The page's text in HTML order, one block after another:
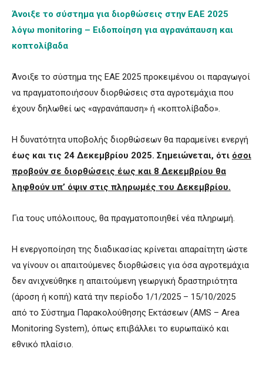
Άνοιξε το σύστημα για διορθώσεις στην ΕΑΕ 2025
λόγω monitoring – Ειδοποίηση για αγρανάπαυση και
κοπτολίβαδα
Άνοιξε το σύστημα της ΕΑΕ 2025 προκειμένου οι παραγωγοί
να πραγματοποιήσουν διορθώσεις στα αγροτεμάχια που
έχουν δηλωθεί ως «αγρανάπαυση» ή «κοπτολίβαδο».
Η δυνατότητα υποβολής διορθώσεων θα παραμείνει ενεργή
έως και τις 24 Δεκεμβρίου 2025. Σημειώνεται, ότι όσοι
προβούν σε διορθώσεις έως και 8 Δεκεμβρίου θα
ληφθούν υπ’ όψιν στις πληρωμές του Δεκεμβρίου.
Για τους υπόλοιπους, θα πραγματοποιηθεί νέα πληρωμή.
Η ενεργοποίηση της διαδικασίας κρίνεται απαραίτητη ώστε
να γίνουν οι απαιτούμενες διορθώσεις για όσα αγροτεμάχια
δεν ανιχνεύθηκε η απαιτούμενη γεωργική δραστηριότητα
(άροση ή κοπή) κατά την περίοδο 1/1/2025 – 15/10/2025
από το Σύστημα Παρακολούθησης Εκτάσεων (AMS – Area
Monitoring System), όπως επιβάλλει το ευρωπαϊκό και
εθνικό πλαίσιο.